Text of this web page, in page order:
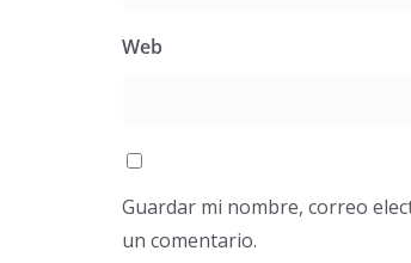
Web
Guardar mi nombre, correo
un comentario.